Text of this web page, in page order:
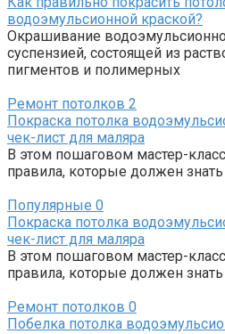
водоэмульсионной краской?
Окрашивание
суспензией, состоящей из
пигментов и полимерных
Ремонт потолков 2
Покраска потолка
чек-лист для маляра
В этом пошаговом мастер-
правила, которые должен
Популярные 0
Покраска потолка
чек-лист для маляра
В этом пошаговом мастер-
правила, которые должен
Ремонт потолков 0
Побелка потолка